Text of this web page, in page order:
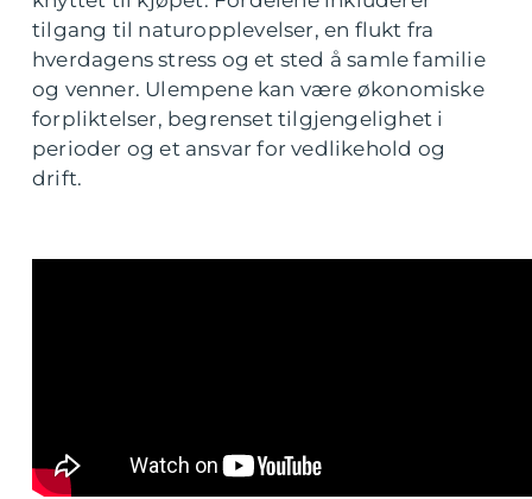
tilgang til naturopplevelser, en flukt fra
hverdagens stress og et sted å samle familie
og venner. Ulempene kan være økonomiske
forpliktelser, begrenset tilgjengelighet i
perioder og et ansvar for vedlikehold og
drift.